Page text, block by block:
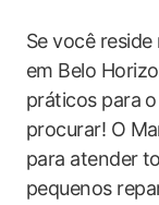
Se você
em Belo
práticos para
procurar! O
para atender
pequenos